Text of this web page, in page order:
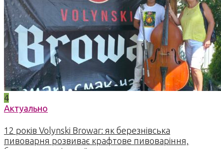
4
Актуально
12 років Volynski Browar: як березнівська
пивоварня розвиває крафтове пивоваріння,